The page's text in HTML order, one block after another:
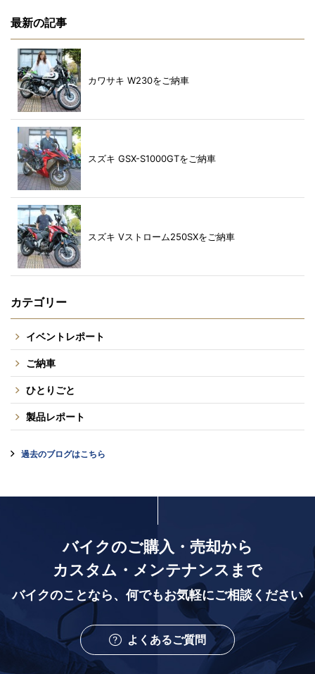
最新の記事
カワサキ W230をご納車
スズキ GSX-S1000GTをご納車
スズキ Vストローム250SXをご納車
カテゴリー
イベントレポート
ご納車
ひとりごと
製品レポート
過去のブログはこちら
バイクのご購入・売却から
カスタム・メンテナンスまで
バイクのことなら、 何でもお気軽にご相談ください
よくあるご質問